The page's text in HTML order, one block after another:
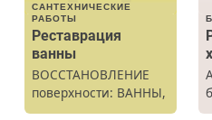
САНТЕХНИЧЕСКИЕ
РАБОТЫ
Реставрация
ванны
ВОССТАНОВЛЕНИЕ
поверхности: ВАННЫ,
раковины,